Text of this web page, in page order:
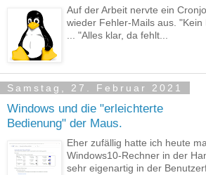
Auf der Arbeit nervte ein
wieder Fehler-Mails aus. "Kein
... "Alles klar, da fehlt...
Samstag, 27. Februar 2021
Windows und die "erleichterte
Bedienung" der Maus.
Eher zufällig hatte ich heute
Windows10-Rechner in der
sehr eigenartig in der